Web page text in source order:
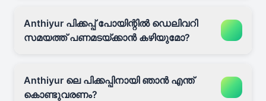
Anthiyur പിക്കപ്പ് പോയിന്റിൽ ഡെലിവറി
സമയത്ത് പണമടയ്ക്കാൻ കഴിയുമോ?
Anthiyur ലെ പിക്കപ്പിനായി ഞാൻ എന്ത്
കൊണ്ടുവരണം?